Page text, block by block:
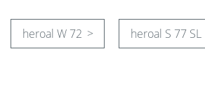
heroal W 72 heroal S 77 SL